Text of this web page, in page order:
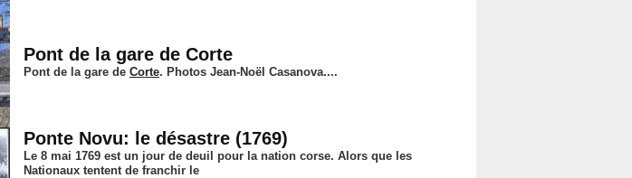
Pont de la gare de Corte
Pont de la gare de Corte. Photos Jean-Noël Casanova....
Ponte Novu: le désastre (1769)
Le 8 mai 1769 est un jour de deuil pour la nation corse. Alors que les
Nationaux tentent de franchir le